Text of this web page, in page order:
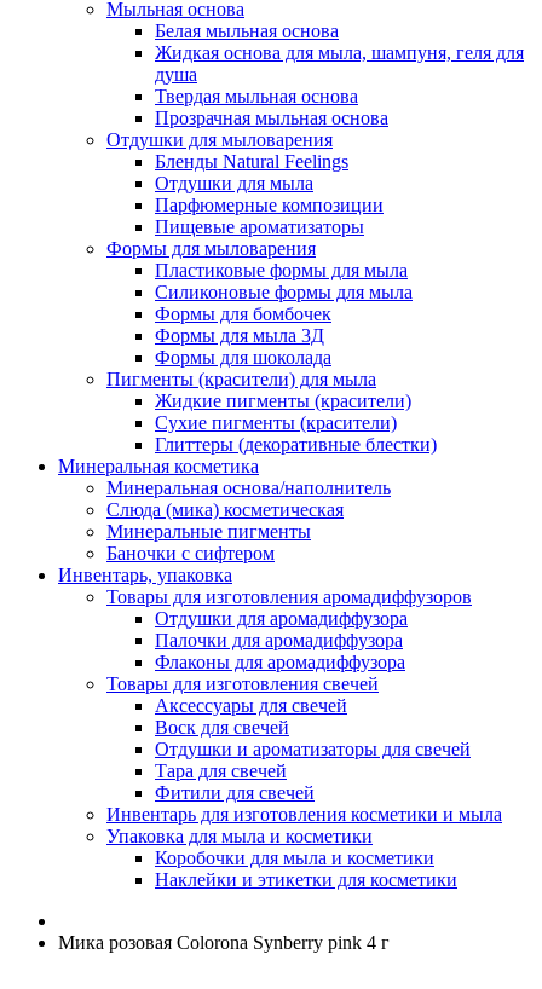
Мыльная основа
Белая мыльная основа
Жидкая основа для мыла, шампуня, геля для
душа
Твердая мыльная основа
Прозрачная мыльная основа
Отдушки для мыловарения
Бленды Natural Feelings
Отдушки для мыла
Парфюмерные композиции
Пищевые ароматизаторы
Формы для мыловарения
Пластиковые формы для мыла
Силиконовые формы для мыла
Формы для бомбочек
Формы для мыла 3Д
Формы для шоколада
Пигменты (красители) для мыла
Жидкие пигменты (красители)
Сухие пигменты (красители)
Глиттеры (декоративные блестки)
Минеральная косметика
Минеральная основа/наполнитель
Слюда (мика) косметическая
Минеральные пигменты
Баночки с сифтером
Инвентарь, упаковка
Товары для изготовления аромадиффузоров
Отдушки для аромадиффузора
Палочки для аромадиффузора
Флаконы для аромадиффузора
Товары для изготовления свечей
Аксессуары для свечей
Воск для свечей
Отдушки и ароматизаторы для свечей
Тара для свечей
Фитили для свечей
Инвентарь для изготовления косметики и мыла
Упаковка для мыла и косметики
Коробочки для мыла и косметики
Наклейки и этикетки для косметики
Мика розовая Colorona Synberry pink 4 г